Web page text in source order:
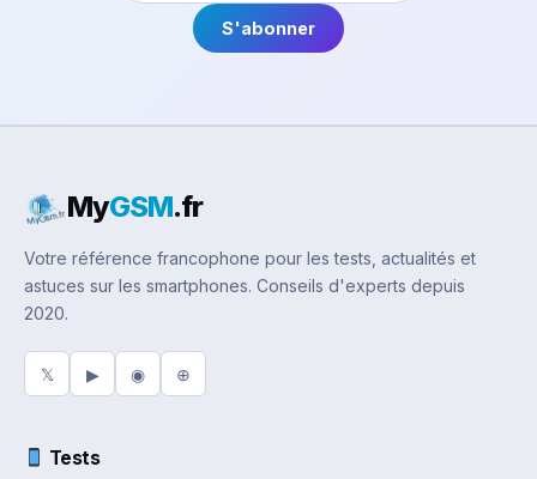
S'abonner
MyGSM.fr
Votre référence francophone pour les tests, actualités et
astuces sur les smartphones. Conseils d'experts depuis
2020.
𝕏 ▶ ◉ ⊕
Tests